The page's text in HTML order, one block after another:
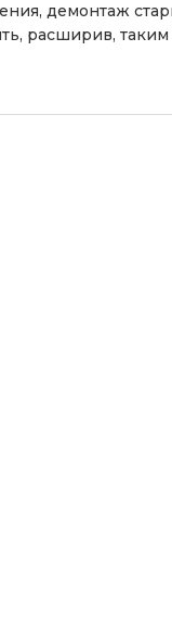
демонтаж
расширив, таким